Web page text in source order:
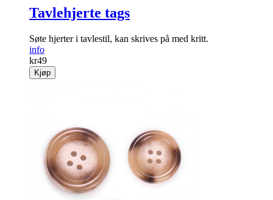
Tavlehjerte tags
Søte hjerter i tavlestil, kan skrives på med kritt.
info
kr49
Kjøp